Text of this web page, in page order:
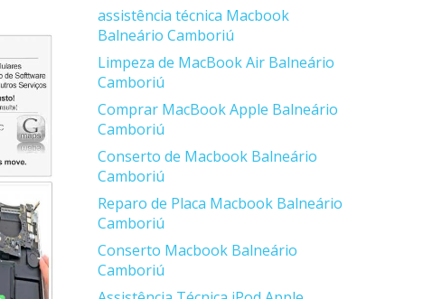
assistência técnica Macbook
Balneário Camboriú
Limpeza de MacBook Air Balneário
Camboriú
Comprar MacBook Apple Balneário
Camboriú
Conserto de Macbook Balneário
Camboriú
Reparo de Placa Macbook Balneário
Camboriú
Conserto Macbook Balneário
Camboriú